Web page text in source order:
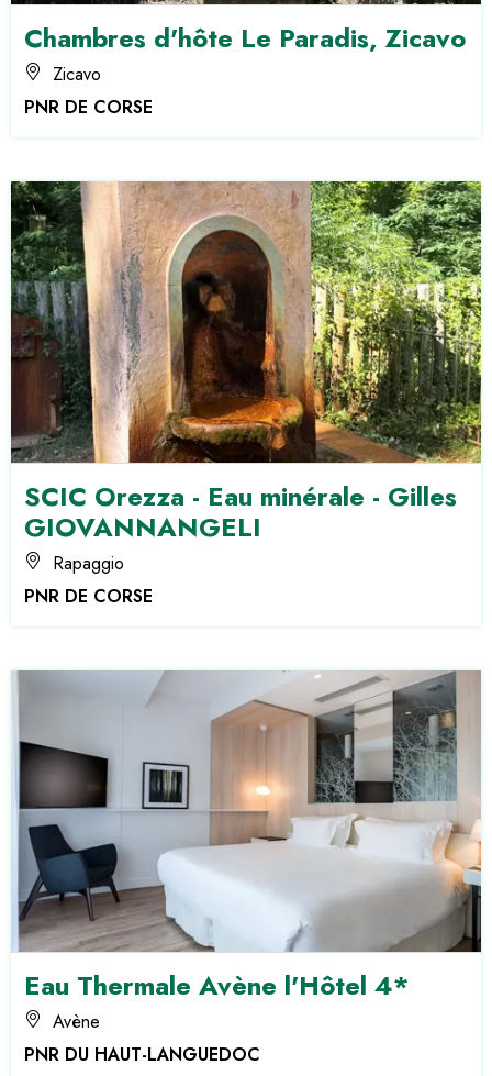
Chambres d'hôte Le Paradis, Zicavo
Zicavo
PNR DE CORSE
SCIC Orezza - Eau minérale - Gilles
GIOVANNANGELI
Rapaggio
PNR DE CORSE
Eau Thermale Avène l'Hôtel 4*
Avène
PNR DU HAUT-LANGUEDOC